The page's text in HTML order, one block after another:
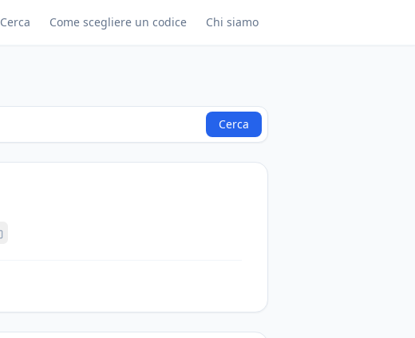
Cerca Come scegliere un codice Chi siamo
Cerca